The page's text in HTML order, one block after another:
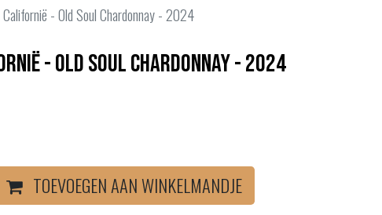
- Old Soul Chardonnay - 2024
- Old Soul Chardonnay - 2024
TOEVOEGEN AAN WINKELMANDJE